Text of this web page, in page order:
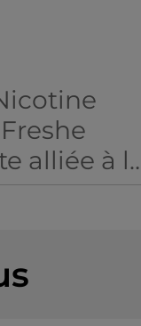
alliée à
Sans
sans